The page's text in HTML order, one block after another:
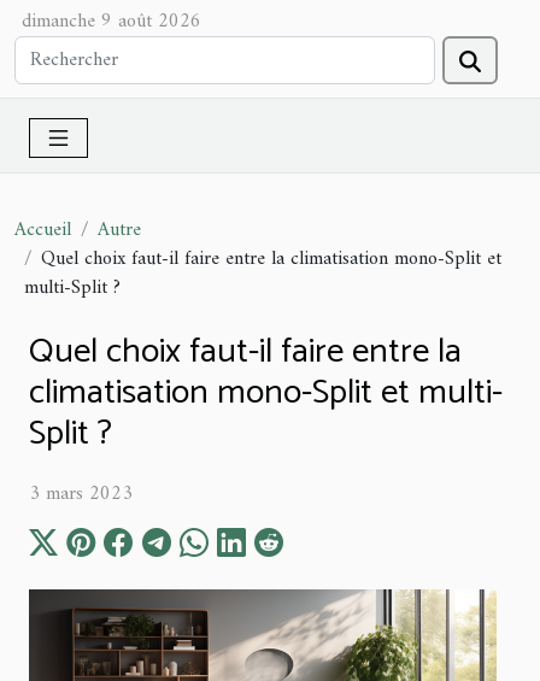
dimanche 9 août 2026
Accueil
Autre
Quel choix faut-il faire entre la climatisation mono-Split et
multi-Split ?
Quel choix faut-il faire entre la
climatisation mono-Split et multi-
Split ?
3 mars 2023